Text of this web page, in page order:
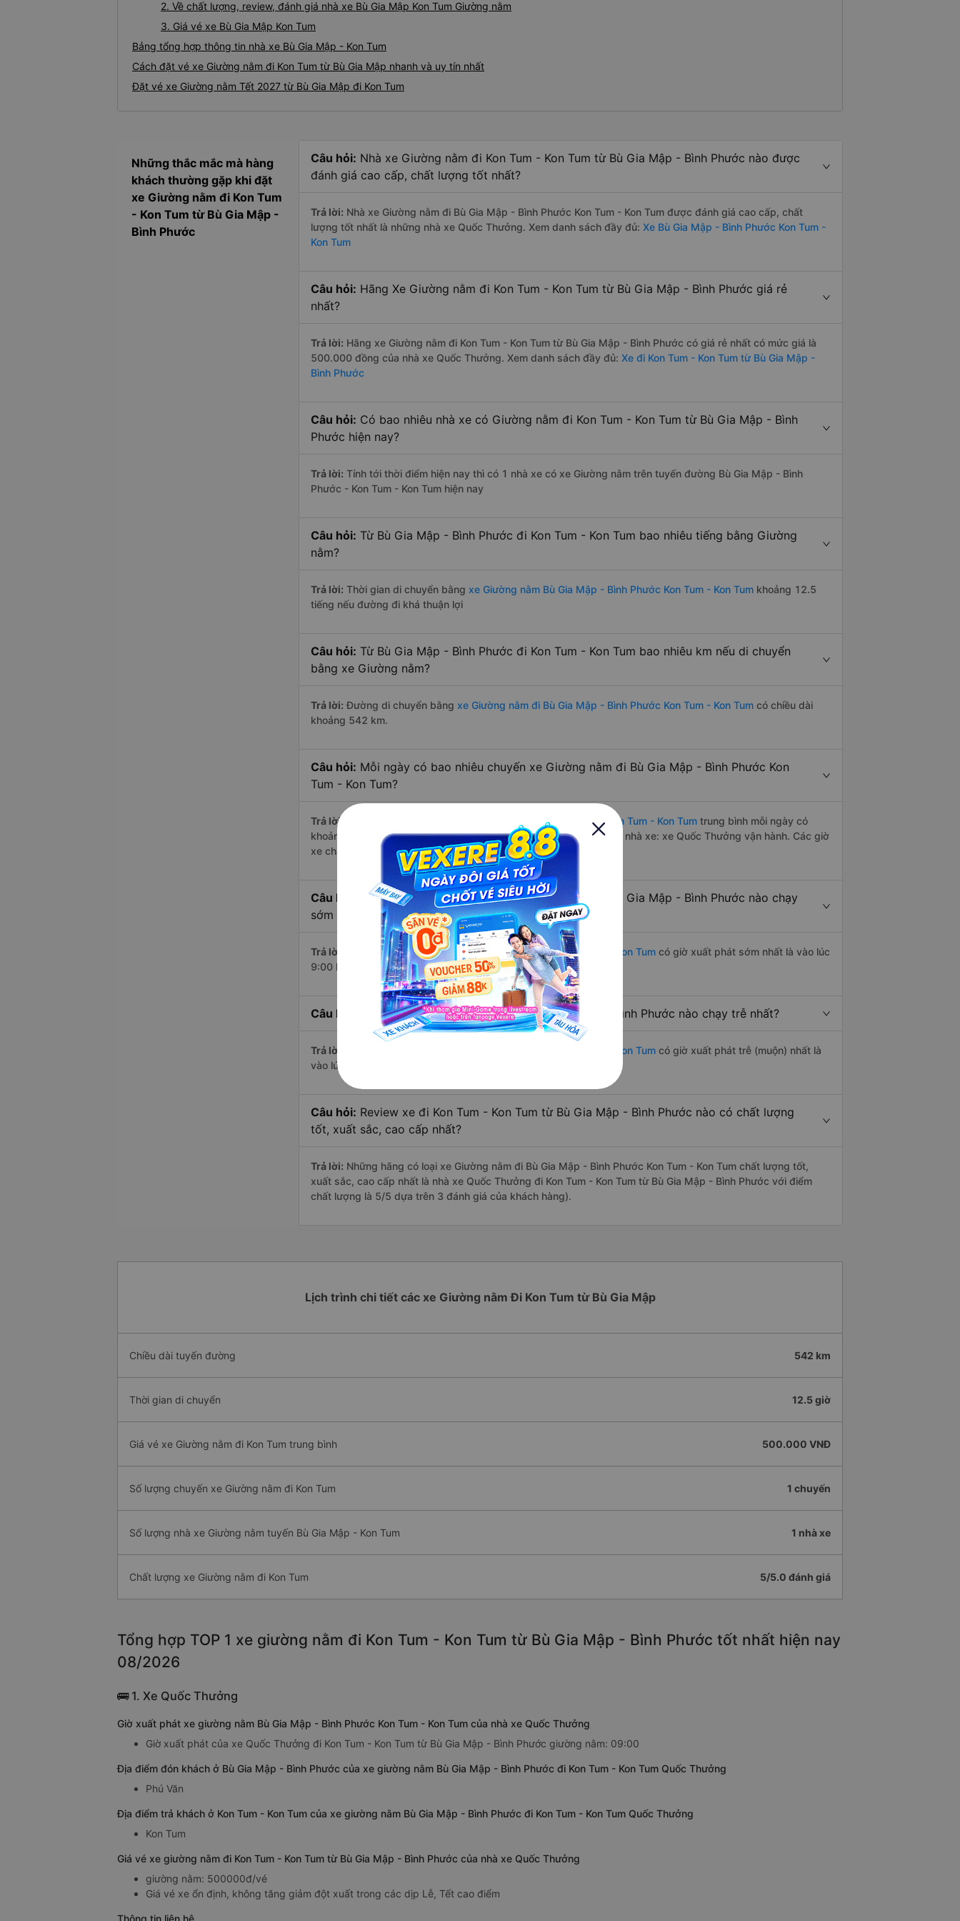
2. Về chất lượng, review, đánh giá nhà xe Bù Gia Mập Kon Tum Giường nằm
3. Giá vé xe Bù Gia Mập Kon Tum
Bảng tổng hợp thông tin nhà xe Bù Gia Mập - Kon Tum
Cách đặt vé xe Giường nằm đi Kon Tum từ Bù Gia Mập nhanh và uy tín nhất
Đặt vé xe Giường nằm Tết 2027 từ Bù Gia Mập đi Kon Tum
Những thắc mắc mà hàng
khách thường gặp khi đặt
xe Giường nằm đi Kon Tum
- Kon Tum từ Bù Gia Mập -
Bình Phước
Câu hỏi: Nhà xe Giường nằm đi Kon Tum - Kon Tum từ Bù Gia Mập - Bình Phước nào được
đánh giá cao cấp, chất lượng tốt nhất?
Trả lời: Nhà xe Giường nằm đi Bù Gia Mập - Bình Phước Kon Tum - Kon Tum được đánh giá cao cấp, chất
lượng tốt nhất là những nhà xe Quốc Thưởng. Xem danh sách đầy đủ: Xe Bù Gia Mập - Bình Phước Kon Tum -
Kon Tum
Câu hỏi: Hãng Xe Giường nằm đi Kon Tum - Kon Tum từ Bù Gia Mập - Bình Phước giá rẻ
nhất?
Trả lời: Hãng xe Giường nằm đi Kon Tum - Kon Tum từ Bù Gia Mập - Bình Phước có giá rẻ nhất có mức giá là
500.000 đồng của nhà xe Quốc Thưởng. Xem danh sách đầy đủ: Xe đi Kon Tum - Kon Tum từ Bù Gia Mập -
Bình Phước
Câu hỏi: Có bao nhiêu nhà xe có Giường nằm đi Kon Tum - Kon Tum từ Bù Gia Mập - Bình
Phước hiện nay?
Trả lời: Tính tới thời điểm hiện nay thì có 1 nhà xe có xe Giường nằm trên tuyến đường Bù Gia Mập - Bình
Phước - Kon Tum - Kon Tum hiện nay
Câu hỏi: Từ Bù Gia Mập - Bình Phước đi Kon Tum - Kon Tum bao nhiêu tiếng bằng Giường
nằm?
Trả lời: Thời gian di chuyển bằng xe Giường nằm Bù Gia Mập - Bình Phước Kon Tum - Kon Tum khoảng 12.5
tiếng nếu đường đi khá thuận lợi
Câu hỏi: Từ Bù Gia Mập - Bình Phước đi Kon Tum - Kon Tum bao nhiêu km nếu di chuyển
bằng xe Giường nằm?
Trả lời: Đường di chuyển bằng xe Giường nằm đi Bù Gia Mập - Bình Phước Kon Tum - Kon Tum có chiều dài
khoảng 542 km.
Câu hỏi: Mỗi ngày có bao nhiêu chuyến xe Giường nằm đi Bù Gia Mập - Bình Phước Kon
Tum - Kon Tum?
Trả lời: xe Giường nằm Bù Gia Mập - Bình Phước Kon Tum - Kon Tum trung bình mỗi ngày có
khoảng 1 chuyến trênVexere.combắt đầu từ 9:00 đến 9:00 bởi 1 nhà xe: xe Quốc Thưởng vận hành. Các giờ
xe chạy có đầy đủ cả ban ngày, buổi trưa, buổi chiều, ban đêm
Câu hỏi:
Nhà xe Giường nằm đi Kon Tum - Kon Tum từ Bù Gia Mập - Bình Phước nào chạy
sớm nhất?
Trả lời: ChuyếnGiường nằm Bù Gia Mập - Bình Phước Kon Tum - Kon Tum có giờ xuất phát sớm nhất là vào lúc
9:00 là của nhà xe Quốc Thưởng.
Câu hỏi: Nhà xe đi Kon Tum - Kon Tum từ Bù Gia Mập - Bình Phước nào chạy trễ nhất?
Trả lời: Giường nằm Bù Gia Mập - Bình Phước Kon Tum - Kon Tum có giờ xuất phát trễ (muộn) nhất là
vào lúc 9:00 là của nhà xe Quốc Thưởng.
Câu hỏi: Review xe đi Kon Tum - Kon Tum từ Bù Gia Mập - Bình Phước nào có chất lượng
tốt, xuất sắc, cao cấp nhất?
Trả lời: Những hãng có loại xe Giường nằm đi Bù Gia Mập - Bình Phước Kon Tum - Kon Tum chất lượng tốt,
xuất sắc, cao cấp nhất là nhà xe Quốc Thưởng đi Kon Tum - Kon Tum từ Bù Gia Mập - Bình Phước với điểm
chất lượng là 5/5 dựa trên 3 đánh giá của khách hàng).
Lịch trình chi tiết các xe Giường nằm Đi Kon Tum từ Bù Gia Mập
Chiều dài tuyến đường 542 km
Thời gian di chuyển 12.5 giờ
Giá vé xe Giường nằm đi Kon Tum trung bình 500.000 VNĐ
Số lượng chuyến xe Giường nằm đi Kon Tum 1 chuyến
Số lượng nhà xe Giường nằm tuyến Bù Gia Mập - Kon Tum 1 nhà xe
Chất lượng xe Giường nằm đi Kon Tum 5/5.0 đánh giá
Tổng hợp TOP 1 xe giường nằm đi Kon Tum - Kon Tum từ Bù Gia Mập - Bình Phước tốt nhất hiện nay
08/2026
🚌 1. Xe Quốc Thưởng
Giờ xuất phát xe giường nằm Bù Gia Mập - Bình Phước Kon Tum - Kon Tum của nhà xe Quốc Thưởng
Giờ xuất phát của xe Quốc Thưởng đi Kon Tum - Kon Tum từ Bù Gia Mập - Bình Phước giường nằm: 09:00
Địa điểm đón khách ở Bù Gia Mập - Bình Phước của xe giường nằm Bù Gia Mập - Bình Phước đi Kon Tum - Kon Tum Quốc Thưởng
Phú Văn
Địa điểm trả khách ở Kon Tum - Kon Tum của xe giường nằm Bù Gia Mập - Bình Phước đi Kon Tum - Kon Tum Quốc Thưởng
Kon Tum
Giá vé xe giường nằm đi Kon Tum - Kon Tum từ Bù Gia Mập - Bình Phước của nhà xe Quốc Thưởng
giường nằm: 500000đ/vé
Giá vé xe ổn định, không tăng giảm đột xuất trong các dịp Lễ, Tết cao điểm